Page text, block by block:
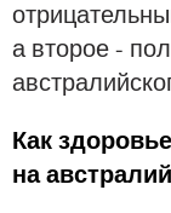
а второе -
Как
на